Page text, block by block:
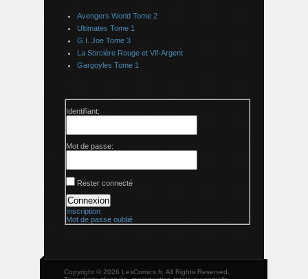
Avengers World Tome 2
Ultimates Tome 1
G.I. Joe Tome 3
La Sorcière Rouge et Vif-Argent
Gargoyles Tome 1
Identifiant:
Mot de passe:
Rester connecté
Connexion
Inscription
Mot de passe oublié
Copyright © 2026 LesComics.fr, All Rights Reserved.